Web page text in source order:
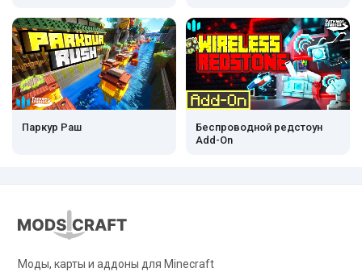
Паркур Раш
Беспроводной редстоун
Add-On
Моды, карты и аддоны для Minecraft